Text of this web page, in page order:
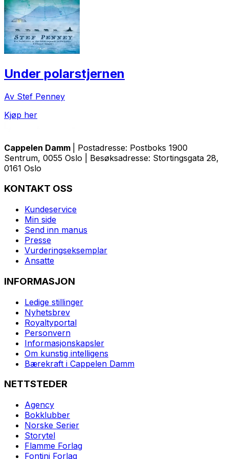
Under polarstjernen
Av Stef Penney
Kjøp her
Cappelen Damm
| Postadresse: Postboks 1900
Sentrum, 0055 Oslo | Besøksadresse: Stortingsgata 28,
0161 Oslo
KONTAKT OSS
Kundeservice
Min side
Send inn manus
Presse
Vurderingseksemplar
Ansatte
INFORMASJON
Ledige stillinger
Nyhetsbrev
Royaltyportal
Personvern
Informasjonskapsler
Om kunstig intelligens
Bærekraft i Cappelen Damm
NETTSTEDER
Agency
Bokklubber
Norske Serier
Storytel
Flamme Forlag
Fontini Forlag